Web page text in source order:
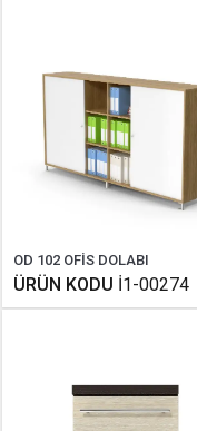
OD 102 OFİS DOLABI
ÜRÜN KODU İ1-00274